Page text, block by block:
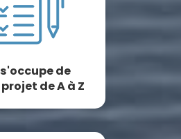
de
de A à Z